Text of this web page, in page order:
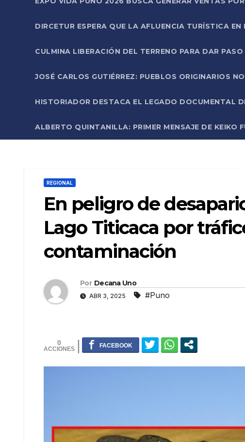
DIRCETUR ESPERA QUE LA AFLUENCIA TURÍSTICA
CULMINA LIBERACIÓN DEL TERRENO PARA DAR
JOSÉ CARLOS GUTIÉRREZ: PUEBLOS ORIGINARIOS
HISTORIADOR DESTACA EL LEGADO DOCUMENTAL
ALBERTO QUINTANILLA: PRIMER MENSAJE DE KEIKO
REGIONAL
En peligro de
Lago Titicaca por
contaminación
Por Decana Uno
ABR 3, 2025 #Puno
0